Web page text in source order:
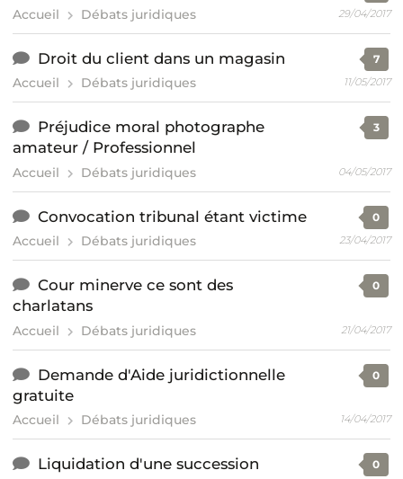
Accueil Débats juridiques 29/04/2017
Droit du client dans un magasin
Accueil Débats juridiques
7
11/05/2017
Préjudice moral photographe
amateur / Professionnel
Accueil Débats juridiques
3
04/05/2017
Convocation tribunal étant victime
Accueil Débats juridiques
0
23/04/2017
Cour minerve ce sont des
charlatans
Accueil Débats juridiques
0
21/04/2017
Demande d'Aide juridictionnelle
gratuite
Accueil Débats juridiques
0
14/04/2017
Liquidation d'une succession 0